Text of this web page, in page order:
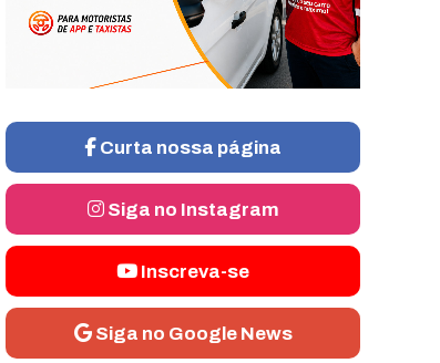
Curta nossa página
Siga no Instagram
Inscreva-se
Siga no Google News